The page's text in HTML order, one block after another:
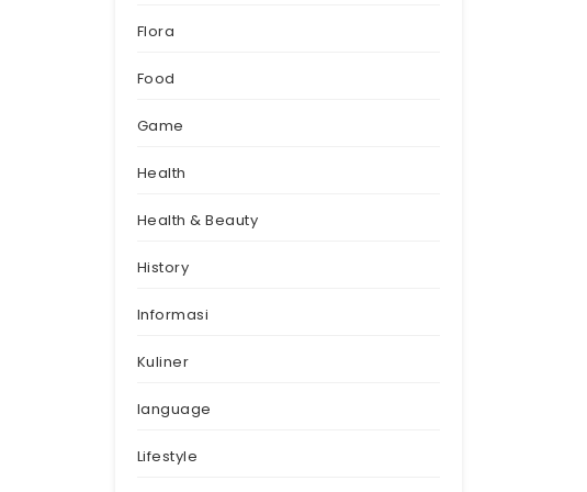
Flora
Food
Game
Health
Health & Beauty
History
Informasi
Kuliner
language
Lifestyle